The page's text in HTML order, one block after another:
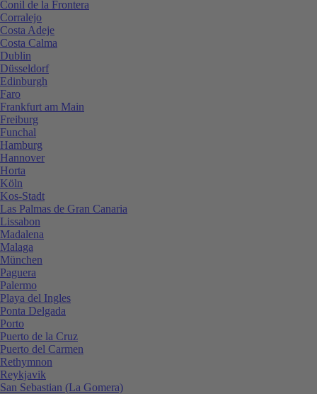
Conil de la Frontera
Corralejo
Costa Adeje
Costa Calma
Dublin
Düsseldorf
Edinburgh
Faro
Frankfurt am Main
Freiburg
Funchal
Hamburg
Hannover
Horta
Köln
Kos-Stadt
Las Palmas de Gran Canaria
Lissabon
Madalena
Malaga
München
Paguera
Palermo
Playa del Ingles
Ponta Delgada
Porto
Puerto de la Cruz
Puerto del Carmen
Rethymnon
Reykjavik
San Sebastian (La Gomera)